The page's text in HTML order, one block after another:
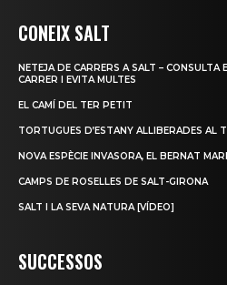
CONEIX SALT
NETEJA DE CARRERS A SALT – CONSULTA
CARRER I EVITA MULTES
EL CAMÍ DEL TER PETIT
TORTUGUES D’ESTANY ALLIBERADES AL
NOVA ESPÈCIE INVASORA, EL BERNAT
CAMPS DE ROSELLES DE SALT-GIRONA
SALT I LA SEVA NATURA [VÍDEO]
SUCCESSOS